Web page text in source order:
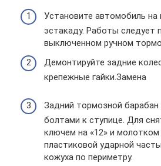
Установите автомобиль
эстакаду. Работы следует
выключенном ручном
Демонтируйте задние
крепежные гайки.Замена
Задний тормозной барабан
болтами к ступице. Для
ключем на «12» и молотком
пластиковой ударной
кожуха по периметру.